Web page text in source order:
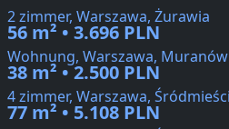
2 zimmer, Warszawa, Żurawia
56 m² • 3.696 PLN
Wohnung, Warszawa, Muranów
38 m² • 2.500 PLN
4 zimmer, Warszawa,
77 m² • 5.108 PLN